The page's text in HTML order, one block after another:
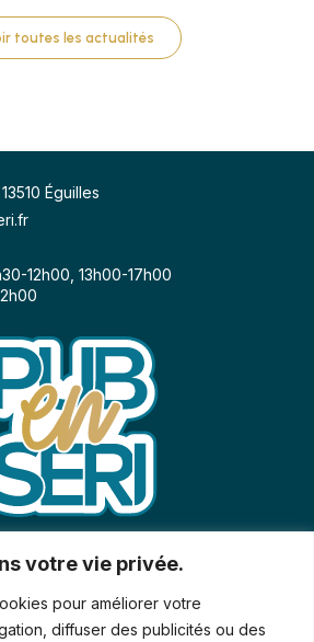
votre vie privée.
pour améliorer votre
diffuser des publicités ou des
toutes les actualités
Éguilles
12h00, 13h00-17h00
Qui sommes-nous ?
Savoir-faire
Contact
Demande de rappel